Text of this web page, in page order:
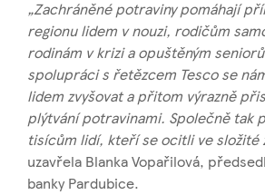
„Zachráněné potraviny pomáhají
regionu lidem v nouzi, rodičům
rodinám v krizi a opuštěným
spolupráci s řetězcem Tesco se
lidem zvyšovat a přitom výrazně
plýtvání potravinami. Společně tak
tisícům lidí, kteří se ocitli ve složité
uzavřela Blanka Vopařilová,
banky Pardubice.